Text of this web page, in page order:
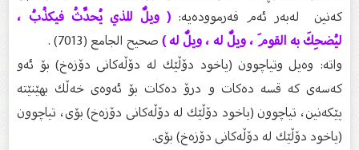
کەنین لەبەر ئەم فەرموودەیە:( ويلٌ للذي يُحدِّثُ فيكذُبُ ،
ليُضحِكَ به القومَ ، ويلٌ له ، ويلٌ له )صحيح الجامع (7013) .
واتە: وەیل وتیاچوون (یاخود دۆڵێك لە دۆڵەكانی دۆزەخ) بۆ ئەو
كەسەی كە قسە دەكات و درۆ دەكات بۆ ئەوەی خەڵك بهێنێتە
پێكەنین، تیاچوون (یاخود دۆڵێك لە دۆڵەكانی دۆزەخ) بۆی، تیاچوون
(یاخود دۆڵێك لە دۆڵەكانی دۆزەخ) بۆی.